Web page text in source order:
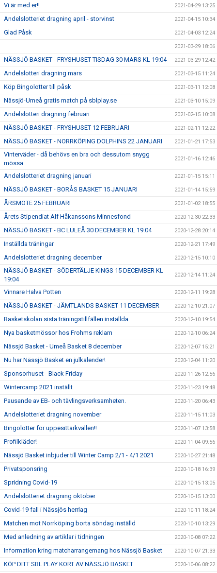
Vi är med er!! 2021-04-29 13:25
Andelslotteriet dragning april - storvinst 2021-04-15 10:34
Glad Påsk 2021-04-03 12:24
2021-03-29 18:06
NÄSSJÖ BASKET - FRYSHUSET TISDAG 30 MARS KL 19:04 2021-03-29 12:42
Andelslotteri dragning mars 2021-03-15 11:24
Köp Bingolotter till påsk 2021-03-11 12:08
Nässjö-Umeå gratis match på sblplay.se 2021-03-10 15:09
Andelslotteri dragning februari 2021-02-15 10:08
NÄSSJÖ BASKET - FRYSHUSET 12 FEBRUARI 2021-02-11 12:22
NÄSSJÖ BASKET - NORRKÖPING DOLPHINS 22 JANUARI 2021-01-21 17:53
Vinterväder - då behövs en bra och dessutom snygg
mössa
2021-01-16 12:46
Andelslotteriet dragning januari 2021-01-15 15:11
NÄSSJÖ BASKET - BORÅS BASKET 15 JANUARI 2021-01-14 15:59
ÅRSMÖTE 25 FEBRUARI 2021-01-02 18:55
Årets Stipendiat Alf Håkanssons Minnesfond 2020-12-30 22:33
NÄSSJÖ BASKET - BC LULEÅ 30 DECEMBER KL 19.04 2020-12-28 20:14
Inställda träningar 2020-12-21 17:49
Andelslotteriet dragning december 2020-12-15 10:10
NÄSSJÖ BASKET - SÖDERTÄLJE KINGS 15 DECEMBER KL
19:04
2020-12-14 11:24
Vinnare Halva Potten 2020-12-11 19:28
NÄSSJÖ BASKET - JÄMTLANDS BASKET 11 DECEMBER 2020-12-10 21:07
Basketskolan sista träningstillfällen inställda 2020-12-10 19:54
Nya basketmössor hos Frohms reklam 2020-12-10 06:24
Nässjö Basket - Umeå Basket 8 december 2020-12-07 15:21
Nu har Nässjö Basket en julkalender! 2020-12-04 11:20
Sponsorhuset - Black Friday 2020-11-26 12:56
Wintercamp 2021 inställt 2020-11-23 19:48
Pausande av EB- och tävlingsverksamheten. 2020-11-20 06:43
Andelslotteriet dragning november 2020-11-15 11:03
Bingolotter för uppesittarkvällen!! 2020-11-07 13:58
Profilkläder! 2020-11-04 09:56
Nässjö Basket inbjuder till Winter Camp 2/1 - 4/1 2021 2020-10-27 21:48
Privatsponsring 2020-10-18 16:39
Spridning Covid-19 2020-10-15 13:05
Andelslotteriet dragning oktober 2020-10-15 13:00
Covid-19 fall i Nässjös herrlag 2020-10-11 18:24
Matchen mot Norrköping borta söndag inställd 2020-10-10 13:29
Med anledning av artiklar i tidningen 2020-10-08 07:22
Information kring matcharrangemang hos Nässjö Basket 2020-10-07 21:33
KÖP DITT SBL PLAY KORT AV NÄSSJÖ BASKET 2020-10-06 08:22